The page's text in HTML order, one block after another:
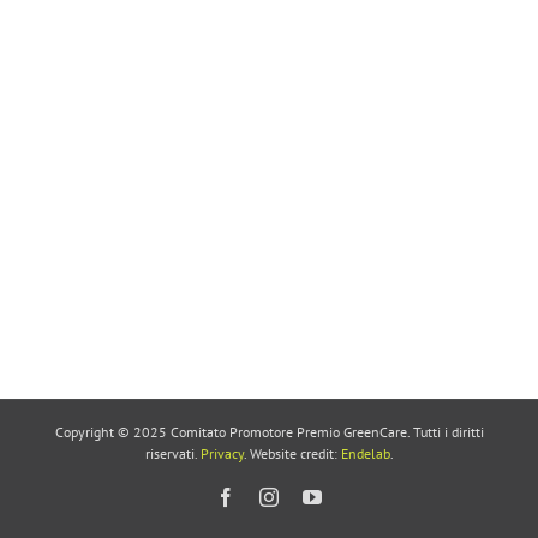
Copyright © 2025 Comitato Promotore Premio GreenCare. Tutti i diritti
riservati. Privacy. Website credit: Endelab.
FacebookInstagramYouTube